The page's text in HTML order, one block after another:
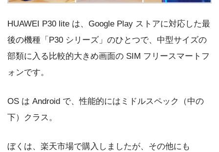
HUAWEI P30 lite は、Google Play ストアに対応した最
後の機種「P30 シリーズ」のひとつで、中型サイズの
部類に入る比較的大きめ画面の SIM フリースマートフ
ォンです。
OS は Android で、性能的にはミドルスペック（中の
下）クラス。
ぼくは、楽天市場で購入しましたが、その他にも